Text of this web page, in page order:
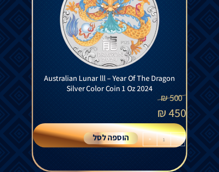
Australian Lunar lll – Year Of The Dragon
Silver Color Coin 1 Oz 2024
500
₪
450
₪
-
+ הוספה לסל